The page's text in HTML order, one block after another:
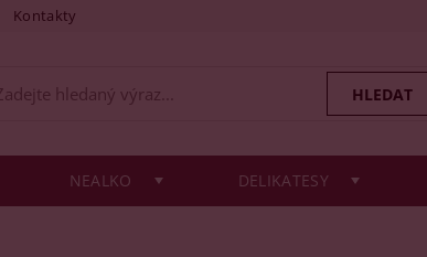
Kontakty
NEALKO DELIKATESY